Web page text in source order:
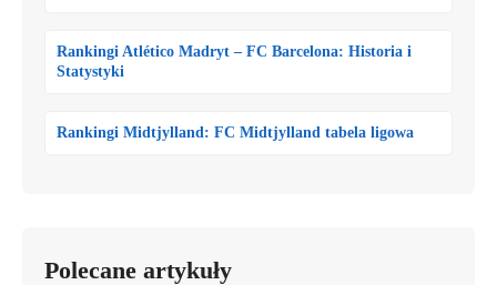
Rankingi Atlético Madryt – FC Barcelona: Historia i
Statystyki
Rankingi Midtjylland: FC Midtjylland tabela ligowa
Polecane artykuły